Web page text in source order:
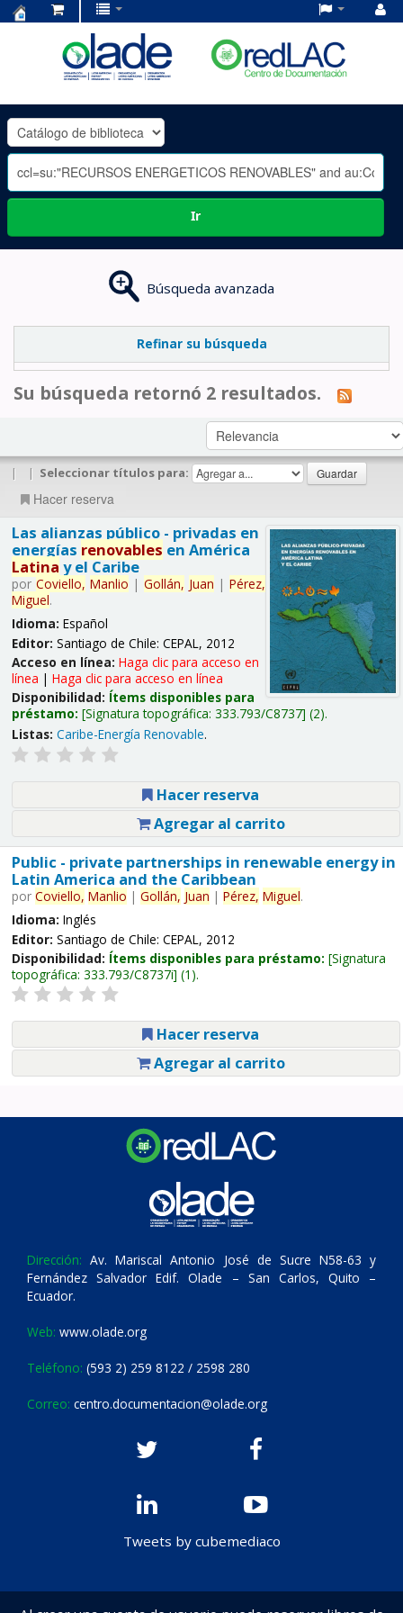
OLADE
-
Ir
Búsqueda avanzada
Refinar su búsqueda
Su búsqueda retornó 2 resultados.
| | Seleccionar títulos para:
Hacer reserva
Las alianzas público - privadas en
energías renovables en América
Latina y el Caribe
por Coviello, Manlio | Gollán, Juan | Pérez,
Miguel.
Idioma: Español
Editor: Santiago de Chile: CEPAL, 2012
Acceso en línea: Haga clic para acceso en
línea | Haga clic para acceso en línea
Disponibilidad: Ítems disponibles para
préstamo: Signatura topográfica: 333.793/C8737 (2).
Listas: Caribe-Energía Renovable.
Hacer reserva
Agregar al carrito
Public - private partnerships in renewable energy in
Latin America and the Caribbean
por Coviello, Manlio | Gollán, Juan | Pérez, Miguel.
Idioma: Inglés
Editor: Santiago de Chile: CEPAL, 2012
Disponibilidad: Ítems disponibles para préstamo: Signatura
topográfica: 333.793/C8737i (1).
Hacer reserva
Agregar al carrito
Dirección: Av. Mariscal Antonio José de Sucre N58-63 y
Fernández Salvador Edif. Olade – San Carlos, Quito –
Ecuador.
Web: www.olade.org
Teléfono: (593 2) 259 8122 / 2598 280
Correo: centro.documentacion@olade.org
Tweets by cubemediaco